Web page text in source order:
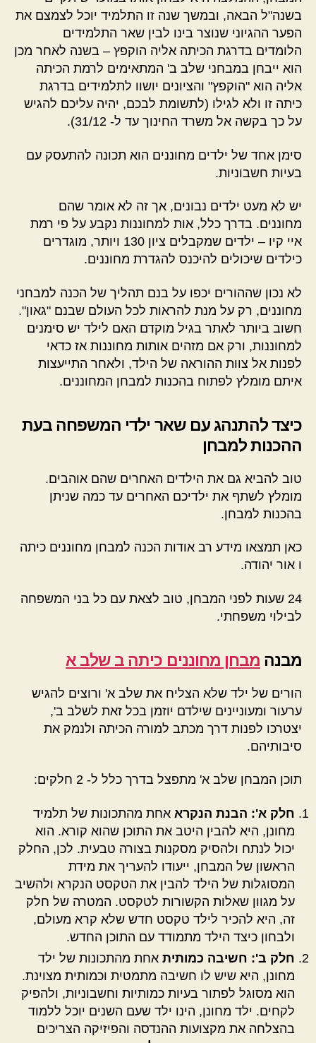
בשנה"ל הבאה, ובמשך שנה זו התלמיד יוכל לצמצם את
הפער ההגיוני שנוצר בינו לבין שאר התלמידים
הלומדים בדרגת הכיתה אליה הוקפץ – בשנה לאחר מכן
הוא ייבחן במבחני שלב ב' המתאימים לרמת הכיתה
אליה הוא "הוקפץ" והציונים יושוו לתלמידים בדרגת
כיתה זו ולא לגילו (לתשומת לבכם, יהיה עליכם להגיש
על כך בקשה אל משרד החינוך עד ל- 31/12).
סימן אחד של ילדים מחוננים הוא תכונה להתעסק עם
בעיות חשבוניות.
יש לא מעט ילדים נבונים, אך זה לא אומר שהם
מחוננים. בדרך כלל, אות למחוננות נקבע על פי רמת
איי קיו – ילדים שמקבלים ציון 130 ויותר, מוגדרים
כילדים שיכולים להיכנס להגדרת מחוננים.
לא נכון שההורים יכפו על בנם תהליך של הכנה למבחני
מחוננים, רק על מנת להראות לכל העולם שבנם "גאון".
חשוב ביותר לאתר בגיל מוקדם האם לילד יש סימנים
למחוננות, ורק אם מזהים אותות מחוננות אז כדאי
לפנות אל צוות ההוראה של הילד, ולאחר התייעצות
איתם מומלץ לפתוח בהכנות למבחן המחוננים.
כיצד להתנהג עם שאר ילדי המשפחה בעת
ההכנות למבחן
טוב להביא גם את הילדים האחרים שהם אוהבים.
מומלץ לשתף את ילדיכם האחרים עד כמה שניתן
בהכנות למבחן.
כאן תמצאו מידע רב אודות הכנה למבחן מחוננים כיתה
ו אור יהודה.
24 שעות לפני המבחן, טוב לצאת עם כל בני המשפחה
לבילוי משפחתי.
מבנה מבחן מחוננים כיתה ב שלב א
הורים של ילד שלא הצליח את שלב א' ורוצים להגיש
ערעור ומעוניינים שילדם יוזמן בכל זאת לשלב ב',
יצטרכו לפנות דרך מכתב למורה הכיתה ולנמק את
סיבותיהם.
תוכן המבחן שלב א' מתפצל בדרך כלל ל- 2 חלקים:
חלק א': הבנת הנקרא אחת מהתכונות של תלמיד
מחונן, היא להבין היטב את התוכן שהוא קורא. הוא
יכול לנתח ולהסיק מסקנות בצורה טבעית. לכן, החלק
הראשון של המבחן, ייעודו להעריך את מידת
המסוגלות של הילד להבין את הטקסט הנקרא ולהשיב
על מגוון שאלות הקשורות לטקסט. המטרה של חלק
זה, היא להכיר לילד טקסט חדש שלא קרא מעולם,
ולבחון כיצד הילד מתמודד עם התוכן החדש.
חלק ב': חשיבה כמותית אחת מהתכונות של ילד
מחונן, היא שיש לו חשיבה מתמטית וכמותית מצוינת.
הוא מסוגל לפתור בעיות כמותיות וחשבוניות, ולהפיק
לקחים. ילד מחונן, הינו ילד שעם השנים יוכל ללמוד
בהצלחה את מקצועות ההנדסה והפיזיקה הצריכים